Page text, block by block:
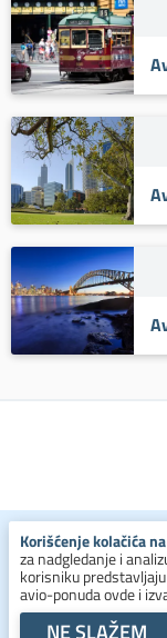
Korišćenje kolačića
za nadgledanje i
korisniku
avio-ponuda ovde i
NE SLAŽEM